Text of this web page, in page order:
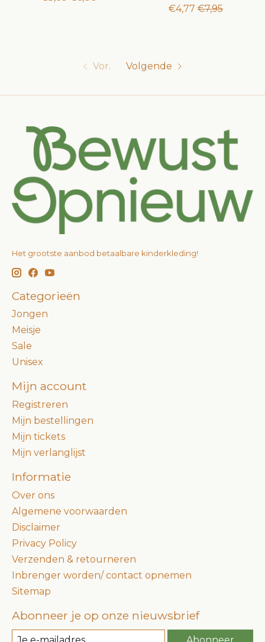
€4,77 €7,95
Vor. Volgende
Het grootste aanbod betaalbare kinderkleding!
Categorieën
Jongen
Meisje
Sale
Unisex
Mijn account
Registreren
Mijn bestellingen
Mijn tickets
Mijn verlanglijst
Informatie
Over ons
Algemene voorwaarden
Disclaimer
Privacy Policy
Verzenden & retourneren
Inbrenger worden/ contact opnemen
Sitemap
Abonneer je op onze nieuwsbrief
Abonneer